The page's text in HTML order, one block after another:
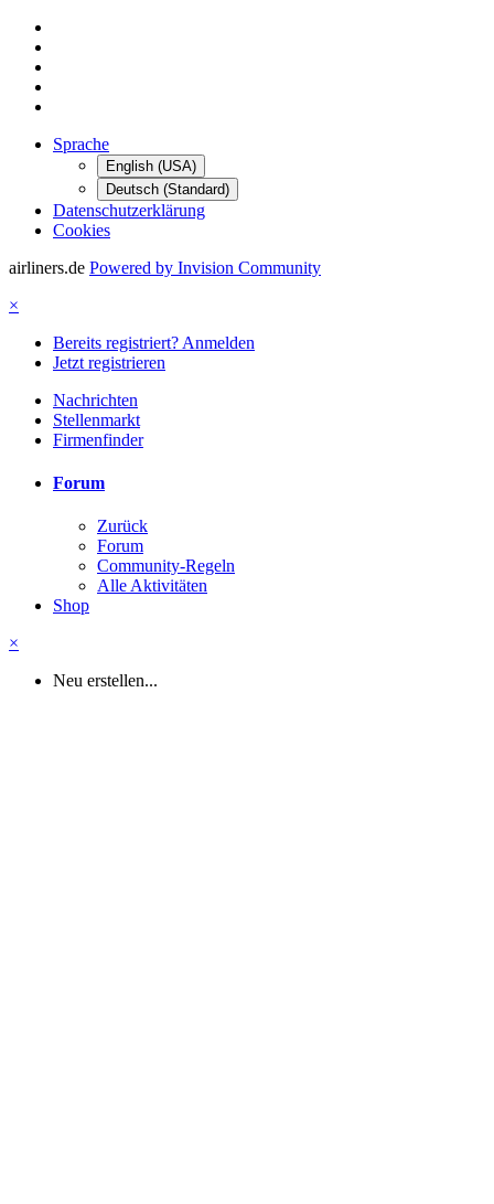
Sprache
English (USA)
Deutsch (Standard)
Datenschutzerklärung
Cookies
airliners.de Powered by Invision Community
×
Bereits registriert? Anmelden
Jetzt registrieren
Nachrichten
Stellenmarkt
Firmenfinder
Forum
Zurück
Forum
Community-Regeln
Alle Aktivitäten
Shop
×
Neu erstellen...